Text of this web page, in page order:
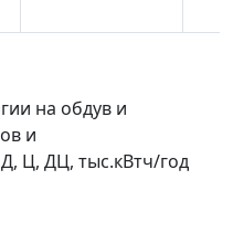
на обдув и
и
Ц, ДЦ, тыс.кВтч/год